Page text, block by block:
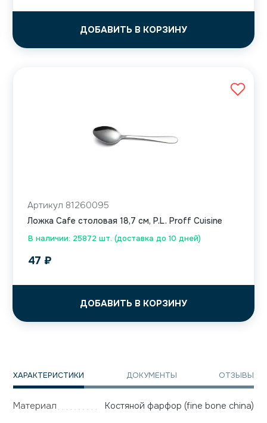
ДОБАВИТЬ В КОРЗИНУ
В наличии: 25872 шт. (доставка до 10 дней)
Артикул 81260095
Ложка Cafe столовая 18,7 см, P.L. Proff Cuisine
47 ₽
ДОБАВИТЬ В КОРЗИНУ
ХАРАКТЕРИСТИКИ ДОКУМЕНТЫ ОТЗЫВЫ
Материал Костяной фарфор (fine bone china)